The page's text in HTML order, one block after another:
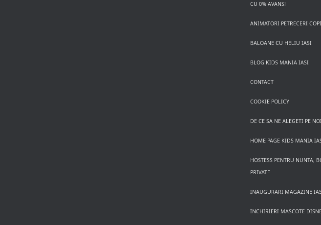
CU 0% AVANS!
ANIMATORI PETRECERI
BALOANE CU HELIU IASI
BLOG KIDS MANIA IASI
CONTACT
COOKIE POLICY
DE CE SA NE ALEGETI PE
HOME PAGE KIDS MANIA
HOSTESS PENTRU NUNTA,
PRIVATE
INAUGURARI MAGAZINE
INCHIRIERI MASCOTE